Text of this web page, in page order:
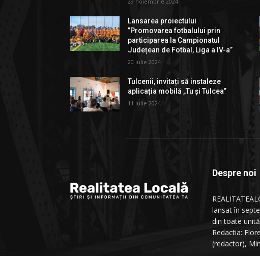
Lansarea proiectului
”Promovarea fotbalului prin
participarea la Campionatul
Județean de Fotbal, Liga a IV-a”
20 iulie 2024
Tulcenii, invitați să instaleze
aplicația mobilă „Tu și Tulcea”
11 iulie 2024
Despre noi
lansat în
din toate
Redactia:
(redactor),